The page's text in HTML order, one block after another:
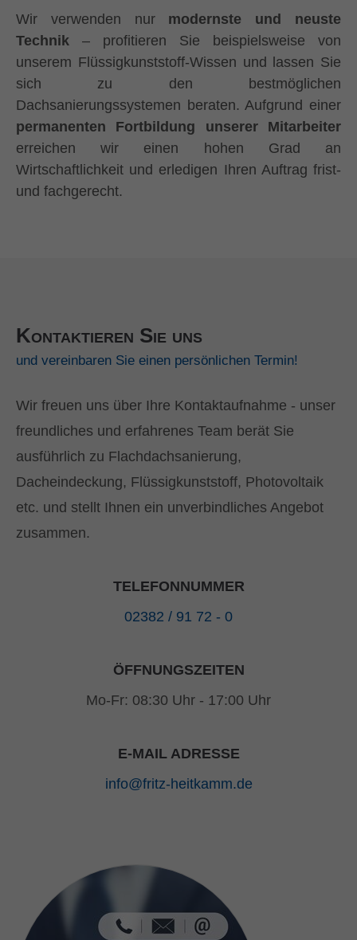
Wir verwenden nur modernste und neuste
Technik – profitieren Sie beispielsweise von
unserem Flüssigkunststoff-Wissen und lassen Sie
sich zu den bestmöglichen
Dachsanierungssystemen beraten. Aufgrund einer
permanenten Fortbildung unserer Mitarbeiter
erreichen wir einen hohen Grad an
Wirtschaftlichkeit und erledigen Ihren Auftrag frist-
und fachgerecht.
Kontaktieren Sie uns
und vereinbaren Sie einen persönlichen Termin!
Wir freuen uns über Ihre Kontaktaufnahme - unser
freundliches und erfahrenes Team berät Sie
ausführlich zu Flachdachsanierung,
Dacheindeckung, Flüssigkunststoff, Photovoltaik
etc. und stellt Ihnen ein unverbindliches Angebot
zusammen.
TELEFONNUMMER
02382 / 91 72 - 0
ÖFFNUNGSZEITEN
Mo-Fr: 08:30 Uhr - 17:00 Uhr
E-MAIL ADRESSE
info@fritz-heitkamm.de